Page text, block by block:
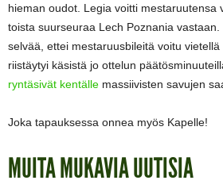
hieman oudot. Legia voitti mestaruutensa
toista suurseuraa Lech Poznania
selvää, ettei mestaruusbileitä voitu
riistäytyi käsistä jo ottelun
ryntäsivät kentälle massiivisten savujen
Joka tapauksessa onnea myös Kapelle!
MUITA MUKAVIA UUTISIA